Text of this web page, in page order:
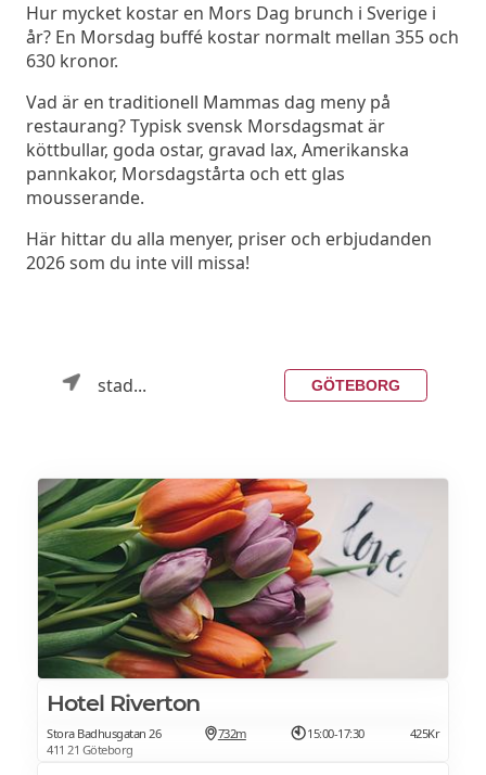
Hur mycket kostar en Mors Dag brunch i Sverige i
år? En Morsdag buffé kostar normalt mellan 355 och
630 kronor.
Vad är en traditionell Mammas dag meny på
restaurang? Typisk svensk Morsdagsmat är
köttbullar, goda ostar, gravad lax, Amerikanska
pannkakor, Morsdagstårta och ett glas
mousserande.
Här hittar du alla menyer, priser och erbjudanden
2026 som du inte vill missa!
stad... GÖTEBORG
Hotel Riverton
Stora Badhusgatan 26
411 21 Göteborg
732m 15:00-17:30 425Kr